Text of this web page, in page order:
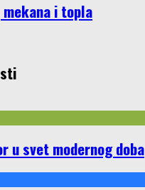
mekana i topla
u svet modernog doba